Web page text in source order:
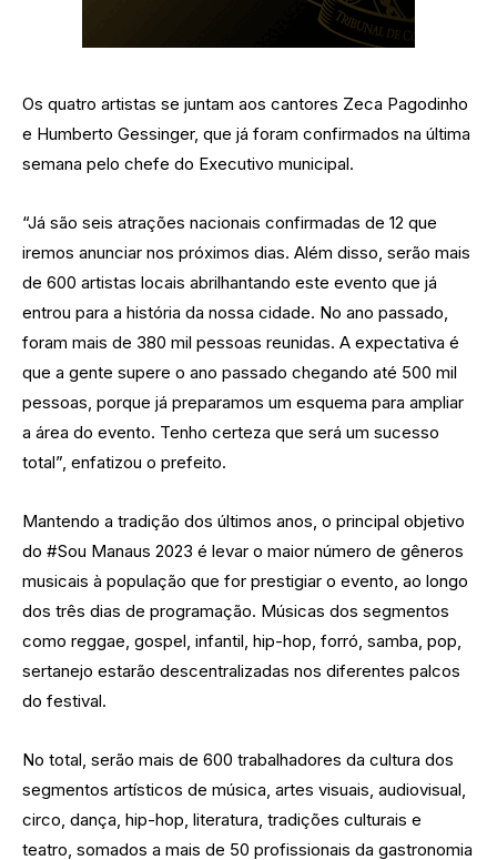
Os quatro artistas se juntam aos cantores Zeca Pagodinho
e Humberto Gessinger, que já foram confirmados na última
semana pelo chefe do Executivo municipal.
“Já são seis atrações nacionais confirmadas de 12 que
iremos anunciar nos próximos dias. Além disso, serão mais
de 600 artistas locais abrilhantando este evento que já
entrou para a história da nossa cidade. No ano passado,
foram mais de 380 mil pessoas reunidas. A expectativa é
que a gente supere o ano passado chegando até 500 mil
pessoas, porque já preparamos um esquema para ampliar
a área do evento. Tenho certeza que será um sucesso
total”, enfatizou o prefeito.
Mantendo a tradição dos últimos anos, o principal objetivo
do #Sou Manaus 2023 é levar o maior número de gêneros
musicais à população que for prestigiar o evento, ao longo
dos três dias de programação. Músicas dos segmentos
como reggae, gospel, infantil, hip-hop, forró, samba, pop,
sertanejo estarão descentralizadas nos diferentes palcos
do festival.
No total, serão mais de 600 trabalhadores da cultura dos
segmentos artísticos de música, artes visuais, audiovisual,
circo, dança, hip-hop, literatura, tradições culturais e
teatro, somados a mais de 50 profissionais da gastronomia